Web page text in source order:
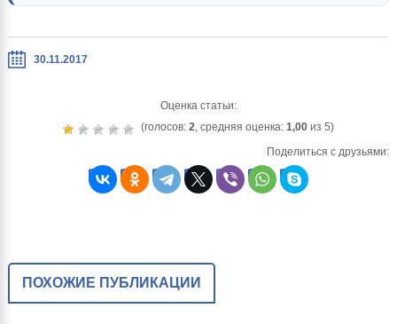
30.11.2017
Оценка статьи:
(голосов: 2 , средняя оценка: 1,00из 5)
Поделиться с друзьями:
ПОХОЖИЕ ПУБЛИКАЦИИ